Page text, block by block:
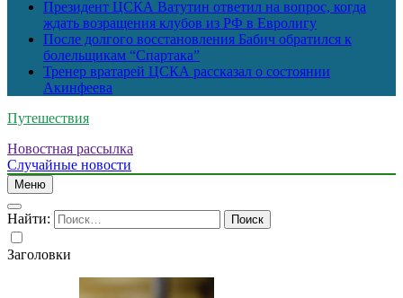
Президент ЦСКА Ватутин ответил на вопрос, когда
ждать возращения клубов из РФ в Евролигу
После долгого восстановления Бабич обратился к
болельщикам “Спартака”
Тренер вратарей ЦСКА рассказал о состоянии
Акинфеева
Путешествия
Новостная рассылка
Случайные новости
Меню
Найти:
Заголовки